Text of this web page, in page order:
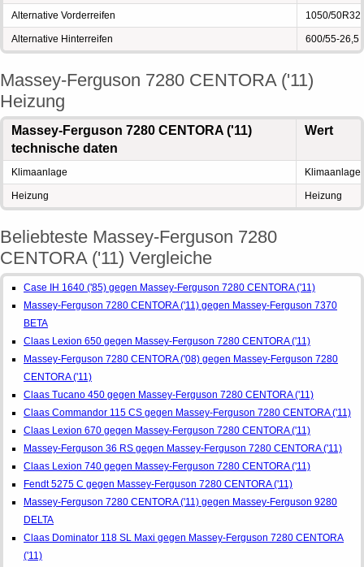
Alternative Vorderreifen 1050/50R32
Alternative Hinterreifen 600/55-26,5
Massey-Ferguson 7280 CENTORA ('11)
Heizung
Massey-Ferguson 7280 CENTORA ('11)
technische daten
Wert
Klimaanlage Klimaanlage
Heizung Heizung
Beliebteste Massey-Ferguson 7280
CENTORA ('11) Vergleiche
Case IH 1640 ('85) gegen Massey-Ferguson 7280 CENTORA ('11)
Massey-Ferguson 7280 CENTORA ('11) gegen Massey-Ferguson 7370
BETA
Claas Lexion 650 gegen Massey-Ferguson 7280 CENTORA ('11)
Massey-Ferguson 7280 CENTORA ('08) gegen Massey-Ferguson 7280
CENTORA ('11)
Claas Tucano 450 gegen Massey-Ferguson 7280 CENTORA ('11)
Claas Commandor 115 CS gegen Massey-Ferguson 7280 CENTORA ('11)
Claas Lexion 670 gegen Massey-Ferguson 7280 CENTORA ('11)
Massey-Ferguson 36 RS gegen Massey-Ferguson 7280 CENTORA ('11)
Claas Lexion 740 gegen Massey-Ferguson 7280 CENTORA ('11)
Fendt 5275 C gegen Massey-Ferguson 7280 CENTORA ('11)
Massey-Ferguson 7280 CENTORA ('11) gegen Massey-Ferguson 9280
DELTA
Claas Dominator 118 SL Maxi gegen Massey-Ferguson 7280 CENTORA
('11)